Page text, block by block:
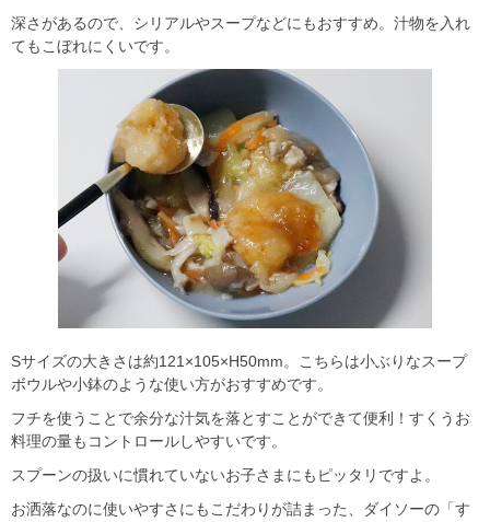
深さがあるので、シリアルやスープなどにもおすすめ。汁物を入れ
てもこぼれにくいです。
Sサイズの大きさは約121×105×H50mm。こちらは小ぶりなスープ
ボウルや小鉢のような使い方がおすすめです。
フチを使うことで余分な汁気を落とすことができて便利！すくうお
料理の量もコントロールしやすいです。
スプーンの扱いに慣れていないお子さまにもピッタリですよ。
お洒落なのに使いやすさにもこだわりが詰まった、ダイソーの「す